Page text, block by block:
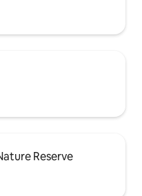
Reserve